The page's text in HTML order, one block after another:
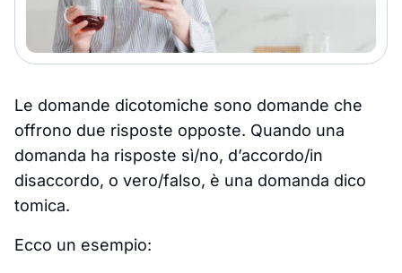
Le domande dicotomiche sono domande che
offrono due risposte opposte. Quando una
domanda ha risposte sì/no, d’accordo/in
disaccordo, o vero/falso, è una domanda dico
tomica.
Ecco un esempio: